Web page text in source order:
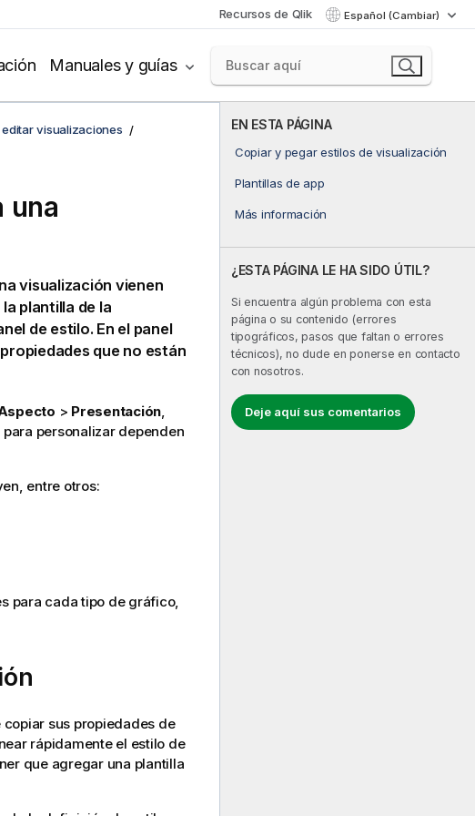
Recursos de Qlik Español (Cambiar)
Manuales y guías
EN ESTA PÁGINA
Copiar y pegar estilos de visualización
Plantillas de app
Más información
¿ESTA PÁGINA LE HA SIDO ÚTIL?
Si encuentra algún problema con esta
página o su contenido (errores
tipográficos, pasos que faltan o errores
técnicos), no dude en ponerse en contacto
con nosotros.
Deje aquí sus comentarios
visualizaciones
una
visualización vienen
plantilla de la
de estilo. En el panel
que no están
> Presentación,
personalizar dependen
entre otros:
para cada tipo de gráfico,
sus propiedades de
rápidamente el estilo de
que agregar una plantilla